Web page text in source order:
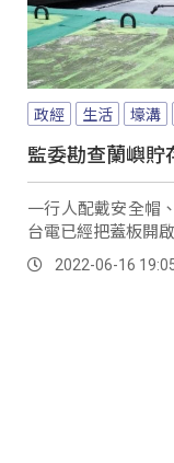
政經 生活 壕溝
監委勘查蘭嶼貯
一行人配戴安全帽
台電已經把蓋板開
2022-06-16